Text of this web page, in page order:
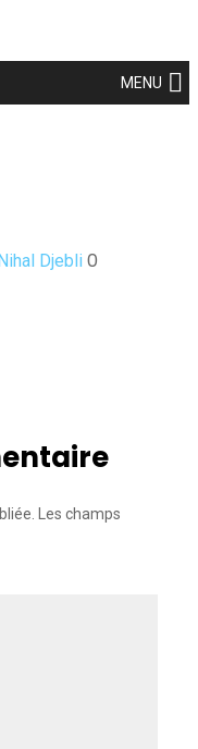
MENU
Djebli 0
Les champs